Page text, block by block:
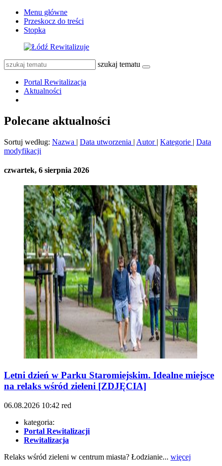
Menu główne
Przeskocz do treści
Stopka
szukaj tematu
Portal Rewitalizacja
Aktualności
Polecane aktualności
Sortuj według: Nazwa | Data utworzenia | Autor | Kategorie | Data
modyfikacji
czwartek, 6 sierpnia 2026
Letni dzień w Parku Staromiejskim. Idealne miejsce
na relaks wśród zieleni [ZDJĘCIA]
06.08.2026 10:42 red
kategoria:
Portal Rewitalizacji
Rewitalizacja
Relaks wśród zieleni w centrum miasta? Łodzianie... więcej